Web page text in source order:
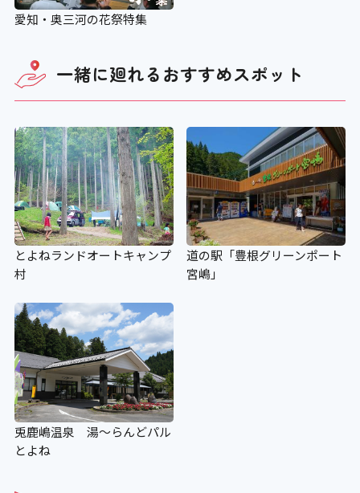
愛知・奥三河の花祭特集
一緒に廻れるおすすめスポット
とよねランドオートキャンプ
村
道の駅「豊根グリーンポート
宮嶋」
兎鹿嶋温泉 湯～らんどパル
とよね